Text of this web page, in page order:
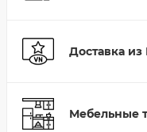
Доставка
Мебельные